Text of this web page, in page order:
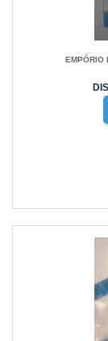
EMPÓRIO